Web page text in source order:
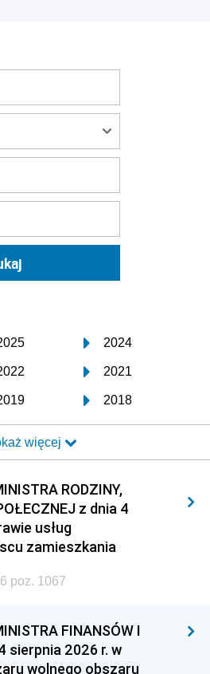
2024
2021
2018
2015
2012
2009
2006
2003
1994
1992 1991
więcej
RODZINY,
z dnia 4
usług
zamieszkania
poz. 1067
FINANSÓW I
sierpnia 2026 r. w
wolnego obszaru